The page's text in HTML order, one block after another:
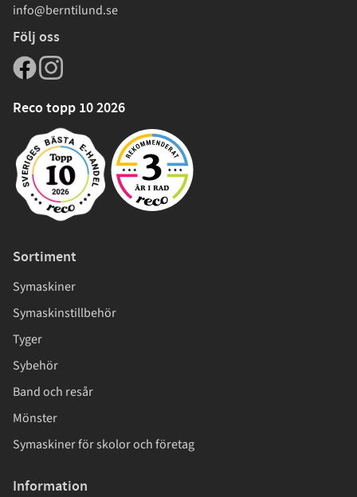
info@berntilund.se
Följ oss
Reco topp 10 2026
Sortiment
Symaskiner
Symaskinstillbehör
Tyger
Sybehör
Band och resår
Mönster
Symaskiner för skolor och företag
Information